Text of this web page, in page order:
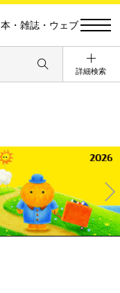
本・雑誌・ウェブ
詳細検索
Ne
xt